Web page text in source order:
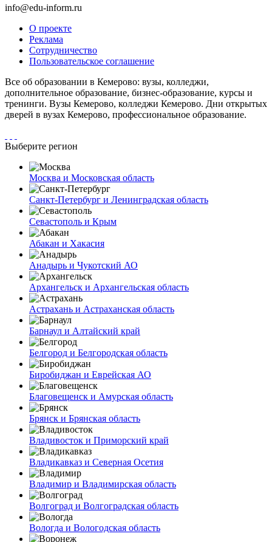
info@edu-inform.ru
О проекте
Реклама
Сотрудничество
Пользовательское соглашение
Все об образовании в Кемерово: вузы, колледжи,
дополнительное образование, бизнес-образование, курсы и
тренинги. Вузы Кемерово, колледжи Кемерово. Дни открытых
дверей в вузах Кемерово, профессиональное образование.
Выберите регион
Москва и Московская область
Санкт-Петербург и Ленинградская область
Севастополь и Крым
Абакан и Хакасия
Анадырь и Чукотский АО
Архангельск и Архангельская область
Астрахань и Астраханская область
Барнаул и Алтайский край
Белгород и Белгородская область
Биробиджан и Еврейская АО
Благовещенск и Амурская область
Брянск и Брянская область
Владивосток и Приморский край
Владикавказ и Северная Осетия
Владимир и Владимирская область
Волгоград и Волгоградская область
Вологда и Вологодская область